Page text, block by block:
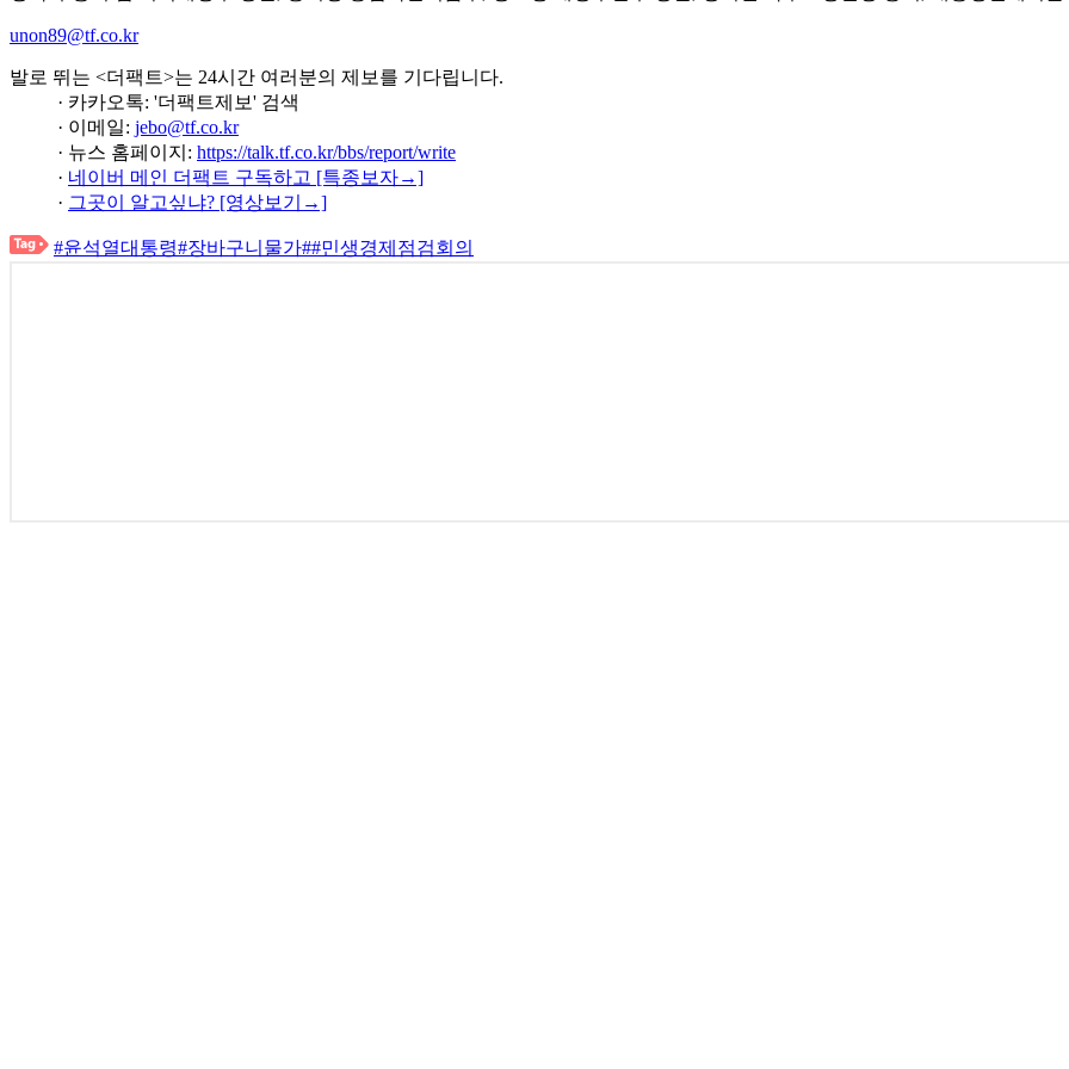
unon89@tf.co.kr
발로 뛰는 <더팩트>는 24시간 여러분의 제보를 기다립니다.
· 카카오톡: '더팩트제보' 검색
· 이메일: jebo@tf.co.kr
· 뉴스 홈페이지: https://talk.tf.co.kr/bbs/report/write
· 네이버 메인 더팩트 구독하고 [특종보자→]
· 그곳이 알고싶냐? [영상보기→]
#윤석열대통령#장바구니물가##민생경제점검회의